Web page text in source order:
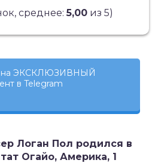
среднее:5,00 из 5)
на ЭКСКЛЮЗИВНЫЙ
в Telegram
Логан Пол родился в
Огайо, Америка, 1